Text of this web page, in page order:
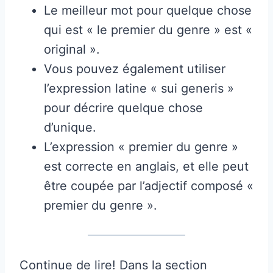
Le meilleur mot pour quelque chose
qui est « le premier du genre » est «
original ».
Vous pouvez également utiliser
l’expression latine « sui generis »
pour décrire quelque chose
d’unique.
L’expression « premier du genre »
est correcte en anglais, et elle peut
être coupée par l’adjectif composé «
premier du genre ».
Continue de lire! Dans la section